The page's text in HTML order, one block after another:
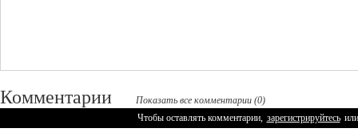
Комментарии
Показать все комментарии (0)
Чтобы оставлять комментарии, зарегистрируйтесь или